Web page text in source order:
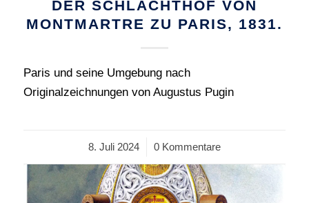
DER SCHLACHTHOF VON
MONTMARTRE ZU PARIS, 1831.
Paris und seine Umgebung nach
Originalzeichnungen von Augustus Pugin
8. Juli 2024
/ 0 Kommentare